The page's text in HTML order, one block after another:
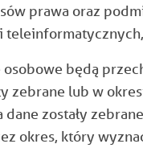
prawa oraz
osobowe będą
zebrane lub w
dane zostały
okres, który